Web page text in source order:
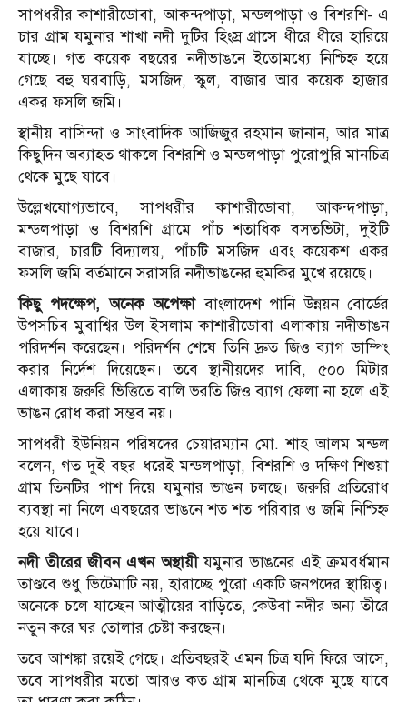
সাপধরীর কাশারীডোবা, আকন্দপাড়া, মন্ডলপাড়া ও বিশরশি- এ
চার গ্রাম যমুনার শাখা নদী দুটির হিংস্র গ্রাসে ধীরে ধীরে হারিয়ে
যাচ্ছে। গত কয়েক বছরের নদীভাঙনে ইতোমধ্যে নিশ্চিহ্ন হয়ে
গেছে বহু ঘরবাড়ি, মসজিদ, স্কুল, বাজার আর কয়েক হাজার
একর ফসলি জমি।
স্থানীয় বাসিন্দা ও সাংবাদিক আজিজুর রহমান জানান, আর মাত্র
কিছুদিন অব্যাহত থাকলে বিশরশি ও মন্ডলপাড়া পুরোপুরি মানচিত্র
থেকে মুছে যাবে।
উল্লেখযোগ্যভাবে, সাপধরীর কাশারীডোবা, আকন্দপাড়া,
মন্ডলপাড়া ও বিশরশি গ্রামে পাঁচ শতাধিক বসতভিটা, দুইটি
বাজার, চারটি বিদ্যালয়, পাঁচটি মসজিদ এবং কয়েকশ একর
ফসলি জমি বর্তমানে সরাসরি নদীভাঙনের হুমকির মুখে রয়েছে।
কিছু পদক্ষেপ, অনেক অপেক্ষাবাংলাদেশ পানি উন্নয়ন বোর্ডের
উপসচিব মুবাশ্বির উল ইসলাম কাশারীডোবা এলাকায় নদীভাঙন
পরিদর্শন করেছেন। পরিদর্শন শেষে তিনি দ্রুত জিও ব্যাগ ডাম্পিং
করার নির্দেশ দিয়েছেন। তবে স্থানীয়দের দাবি, ৫০০ মিটার
এলাকায় জরুরি ভিত্তিতে বালি ভরতি জিও ব্যাগ ফেলা না হলে এই
ভাঙন রোধ করা সম্ভব নয়।
সাপধরী ইউনিয়ন পরিষদের চেয়ারম্যান মো. শাহ আলম মন্ডল
বলেন, গত দুই বছর ধরেই মন্ডলপাড়া, বিশরশি ও দক্ষিণ শিশুয়া
গ্রাম তিনটির পাশ দিয়ে যমুনার ভাঙন চলছে। জরুরি প্রতিরোধ
ব্যবস্থা না নিলে এবছরের ভাঙনে শত শত পরিবার ও জমি নিশ্চিহ্ন
হয়ে যাবে।
নদী তীরের জীবন এখন অস্থায়ীযমুনার ভাঙনের এই ক্রমবর্ধমান
তাণ্ডবে শুধু ভিটেমাটি নয়, হারাচ্ছে পুরো একটি জনপদের স্থায়িত্ব।
অনেকে চলে যাচ্ছেন আত্মীয়ের বাড়িতে, কেউবা নদীর অন্য তীরে
নতুন করে ঘর তোলার চেষ্টা করছেন।
তবে আশঙ্কা রয়েই গেছে। প্রতিবছরই এমন চিত্র যদি ফিরে আসে,
তবে সাপধরীর মতো আরও কত গ্রাম মানচিত্র থেকে মুছে যাবে